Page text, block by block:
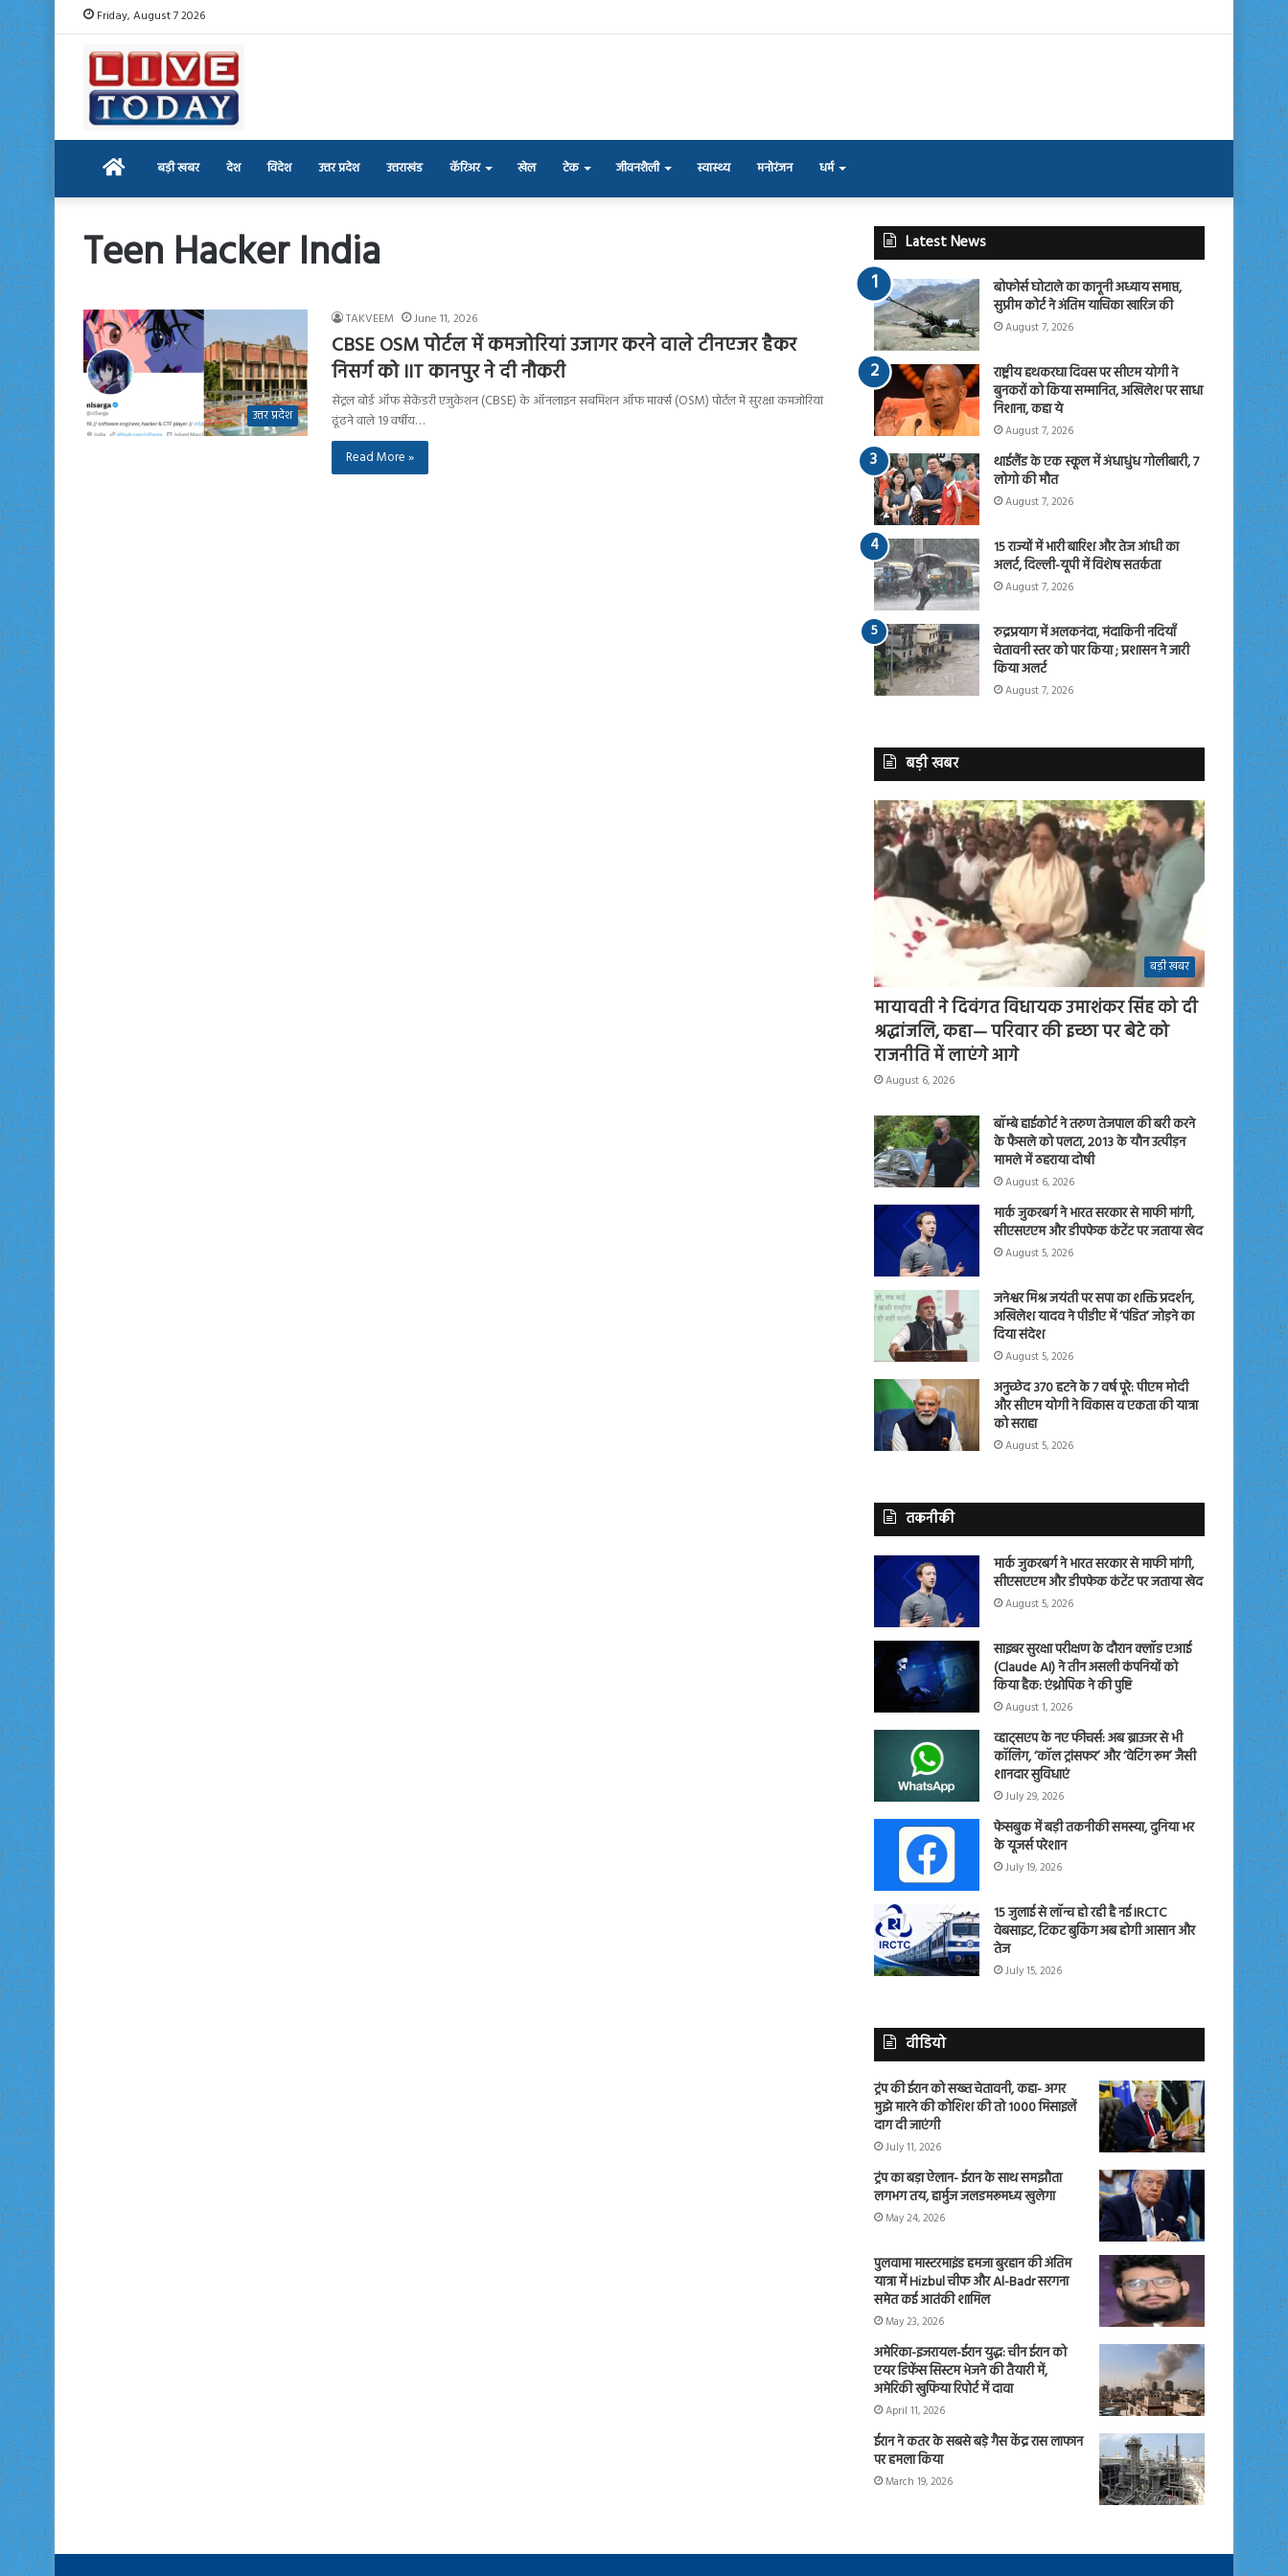
Friday, August 7 2026
Home बड़ी खबर देश विदेश उत्तर प्रदेश उत्तराखंड कॅरिअर खेल टेक जीवनशैली स्वास्थ्य मनोरंजन धर्म
Teen Hacker India
उत्तर प्रदेश
TAKVEEM June 11, 2026
CBSE OSM पोर्टल में कमजोरियां उजागर करने वाले टीनएजर हैकर
निसर्ग को IIT कानपुर ने दी नौकरी
सेंट्रल बोर्ड ऑफ सेकेंडरी एजुकेशन (CBSE) के ऑनलाइन सबमिशन ऑफ मार्क्स (OSM) पोर्टल में सुरक्षा कमजोरियां
ढूंढने वाले 19 वर्षीय…
Read More »
Latest News
बोफोर्स घोटाले का कानूनी अध्याय समाप्त,
सुप्रीम कोर्ट ने अंतिम याचिका खारिज की
August 7, 2026
राष्ट्रीय हथकरघा दिवस पर सीएम योगी ने
बुनकरों को किया सम्मानित, अखिलेश पर साधा
निशाना, कहा ये
August 7, 2026
थाईलैंड के एक स्कूल में अंधाधुंध गोलीबारी, 7
लोगो की मौत
August 7, 2026
15 राज्यों में भारी बारिश और तेज आंधी का
अलर्ट, दिल्ली-यूपी में विशेष सतर्कता
August 7, 2026
रुद्रप्रयाग में अलकनंदा, मंदाकिनी नदियाँ
चेतावनी स्तर को पार किया ; प्रशासन ने जारी
किया अलर्ट
August 7, 2026
बड़ी खबर
बड़ी खबर
मायावती ने दिवंगत विधायक उमाशंकर सिंह को दी
श्रद्धांजलि, कहा— परिवार की इच्छा पर बेटे को
राजनीति में लाएंगे आगे
August 6, 2026
बॉम्बे हाईकोर्ट ने तरुण तेजपाल की बरी करने
के फैसले को पलटा, 2013 के यौन उत्पीड़न
मामले में ठहराया दोषी
August 6, 2026
मार्क जुकरबर्ग ने भारत सरकार से माफी मांगी,
सीएसएएम और डीपफेक कंटेंट पर जताया खेद
August 5, 2026
जनेश्वर मिश्र जयंती पर सपा का शक्ति प्रदर्शन,
अखिलेश यादव ने पीडीए में ‘पंडित’ जोड़ने का
दिया संदेश
August 5, 2026
अनुच्छेद 370 हटने के 7 वर्ष पूरे: पीएम मोदी
और सीएम योगी ने विकास व एकता की यात्रा
को सराहा
August 5, 2026
तकनीकी
मार्क जुकरबर्ग ने भारत सरकार से माफी मांगी,
सीएसएएम और डीपफेक कंटेंट पर जताया खेद
August 5, 2026
साइबर सुरक्षा परीक्षण के दौरान क्लॉड एआई
(Claude AI) ने तीन असली कंपनियों को
किया हैक: एंथ्रोपिक ने की पुष्टि
August 1, 2026
व्हाट्सएप के नए फीचर्स: अब ब्राउजर से भी
कॉलिंग, ‘कॉल ट्रांसफर’ और ‘वेटिंग रूम’ जैसी
शानदार सुविधाएं
July 29, 2026
फेसबुक में बड़ी तकनीकी समस्या, दुनिया भर
के यूजर्स परेशान
July 19, 2026
15 जुलाई से लॉन्च हो रही है नई IRCTC
वेबसाइट, टिकट बुकिंग अब होगी आसान और
तेज
July 15, 2026
वीडियो
ट्रंप की ईरान को सख्त चेतावनी, कहा- अगर
मुझे मारने की कोशिश की तो 1000 मिसाइलें
दाग दी जाएंगी
July 11, 2026
ट्रंप का बड़ा ऐलान- ईरान के साथ समझौता
लगभग तय, हार्मुज जलडमरूमध्य खुलेगा
May 24, 2026
पुलवामा मास्टरमाइंड हमजा बुरहान की अंतिम
यात्रा में Hizbul चीफ और Al-Badr सरगना
समेत कई आतंकी शामिल
May 23, 2026
अमेरिका-इजरायल-ईरान युद्ध: चीन ईरान को
एयर डिफेंस सिस्टम भेजने की तैयारी में,
अमेरिकी खुफिया रिपोर्ट में दावा
April 11, 2026
ईरान ने कतर के सबसे बड़े गैस केंद्र रास लाफान
पर हमला किया
March 19, 2026